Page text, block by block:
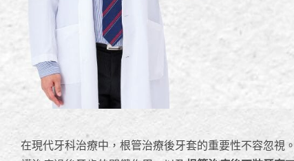
在現代牙科治療中，根管治療後牙套的重要性不容忽視